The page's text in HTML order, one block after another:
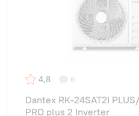
4,8 6
Dantex RK-24SAT2I
PRO plus 2 Inverter